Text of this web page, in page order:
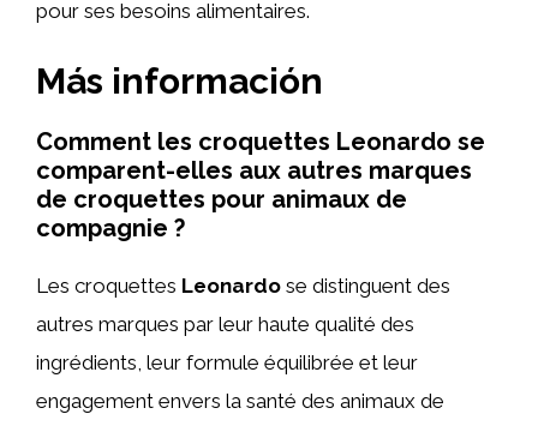
pour ses besoins alimentaires.
Más información
Comment les croquettes Leonardo se
comparent-elles aux autres marques
de croquettes pour animaux de
compagnie ?
Les croquettes Leonardo se distinguent des
autres marques par leur haute qualité des
ingrédients, leur formule équilibrée et leur
engagement envers la santé des animaux de